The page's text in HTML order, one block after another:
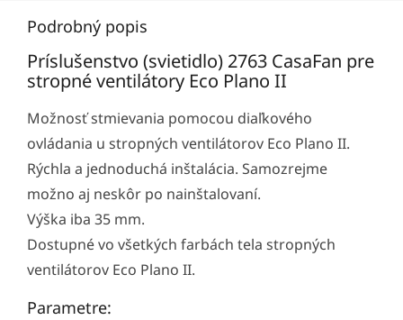
Podrobný popis
Príslušenstvo (svietidlo) 2763 CasaFan pre
stropné ventilátory Eco Plano II
Možnosť stmievania pomocou diaľkového
ovládania u stropných ventilátorov Eco Plano II.
Rýchla a jednoduchá inštalácia. Samozrejme
možno aj neskôr po nainštalovaní.
Výška iba 35 mm.
Dostupné vo všetkých farbách tela stropných
ventilátorov Eco Plano II.
Parametre: